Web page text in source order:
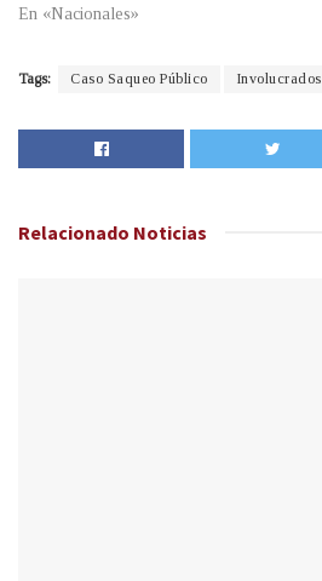
En «Nacionales»
Tags: Caso Saqueo Público Involucrados
Relacionado Noticias